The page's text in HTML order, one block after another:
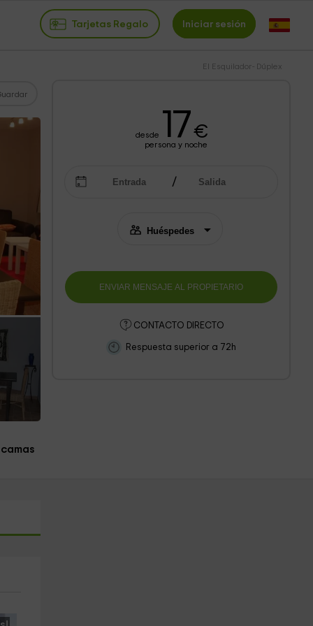
Tarjetas Regalo Iniciar sesión
El Esquilador- Dúplex
desde 17€
persona y noche
CONTACTO DIRECTO
Respuesta superior a 72h
camas